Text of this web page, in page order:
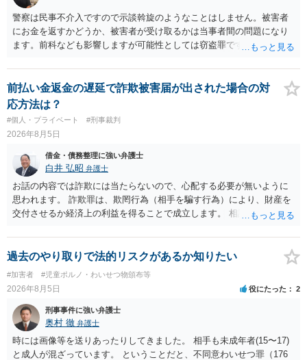
警察は民事不介入ですので示談斡旋のようなことはしません。被害者
にお金を返すかどうか、被害者が受け取るかは当事者間の問題になり
ます。前科なども影響しますが可能性としては窃盗罪ですので、逮捕
前払い金返金の遅延で詐欺被害届が出された場合の対
応方法は？
#個人・プライベート #刑事裁判
2026年8月5日
借金・債務整理に強い弁護士
白井 弘昭 弁護士
お話の内容では詐欺には当たらないので、心配する必要が無いように
思われます。 詐欺罪は、欺罔行為（相手を騙す行為）により、財産を
交付させるか経済上の利益を得ることで成立します。 相談者さんは、
ので、詐欺罪の実行行為性が無く罪に問うことはできません。 おそら
く、相手が真実を話せば警察も取り合わないと思いますが、虚偽の内
容を述べた場合は、捜査はあるかもしれません。 ただし、捜査におい
て、真実を説明すれば、「ちゃんと返しなさいよ」程度の注意で済む
ことだと思われます。 また、返せるお金が無いのであれば、返せない
のは致し方ありません。真摯に分割して支払うことを相手に告げてい
くのみでしょう。 以上、ご参考まで。
過去のやり取りで法的リスクがあるか知りたい
#加害者 #児童ポルノ・わいせつ物頒布等
2026年8月5日 役にたった 2
刑事事件に強い弁護士
奥村 徹 弁護士
時には画像等を送りあったりしてきました。 相手も未成年者(15〜17)
と成人が混ざっています。 ということだと、不同意わいせつ罪（176